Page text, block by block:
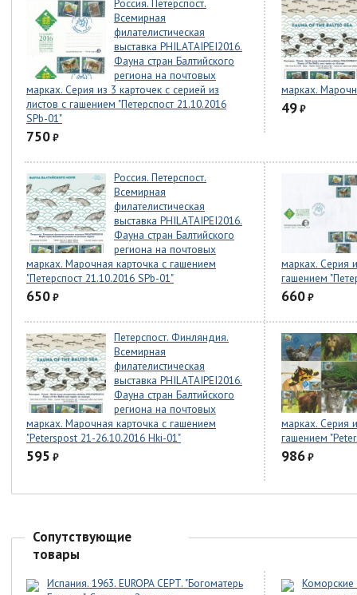
Россия. Петерспост.
Всемирная
филателистическая
выставка PHILATAIPEI2016.
Фауна стран Балтийского
региона на почтовых
марках. Серия из 3 карточек с серией из
листов с гашением "Петерспост 21.10.2016
SPb-01"
750₽
марках.
49₽
Россия. Петерспост.
Всемирная
филателистическая
выставка PHILATAIPEI2016.
Фауна стран Балтийского
региона на почтовых
марках. Марочная карточка с гашением
"Петерспост 21.10.2016 SPb-01"
650₽
марках. Серия
гашением
660₽
Петерспост. Финляндия.
Всемирная
филателистическая
выставка PHILATAIPEI2016.
Фауна стран Балтийского
региона на почтовых
марках. Марочная карточка с гашением
"Peterspost 21-26.10.2016 Hki-01"
595 ₽
марках. Серия
гашением
986₽
Сопутствующие
товары
Испания. 1963. EUROPA CEPT. "Богоматерь